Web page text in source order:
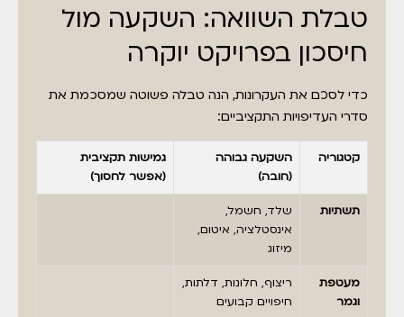
טבלת השוואה: השקעה מול
חיסכון בפרויקט יוקרה
כדי לסכם את העקרונות, הנה טבלה פשוטה שמסכמת את
סדרי העדיפויות התקציביים:
קטגוריה
השקעה גבוהה
(חובה)
גמישות תקציבית
(אפשר לחסוך)
תשתיות
שלד, חשמל,
אינסטלציה, איטום,
מיזוג
מעטפת
וגמר
ריצוף, חלונות, דלתות,
חיפויים קבועים